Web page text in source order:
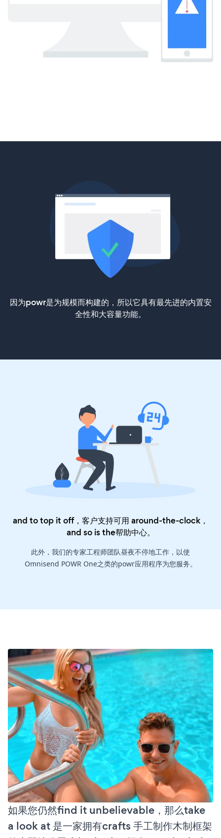
因为powr是为规模而构建的，所以它具有最先进的内置安
全性和大容量功能。
and to top it off，客户支持可用 around-the-clock，
and so is the帮助中心。
此外，我们的专家工程师团队昼夜不停地工作，以使
Omnisend POWR One之类的powr应用程序为您服务。
如果您仍然find it unbelievable，那么take
a look at 是一家拥有crafts 手工制作木制框架